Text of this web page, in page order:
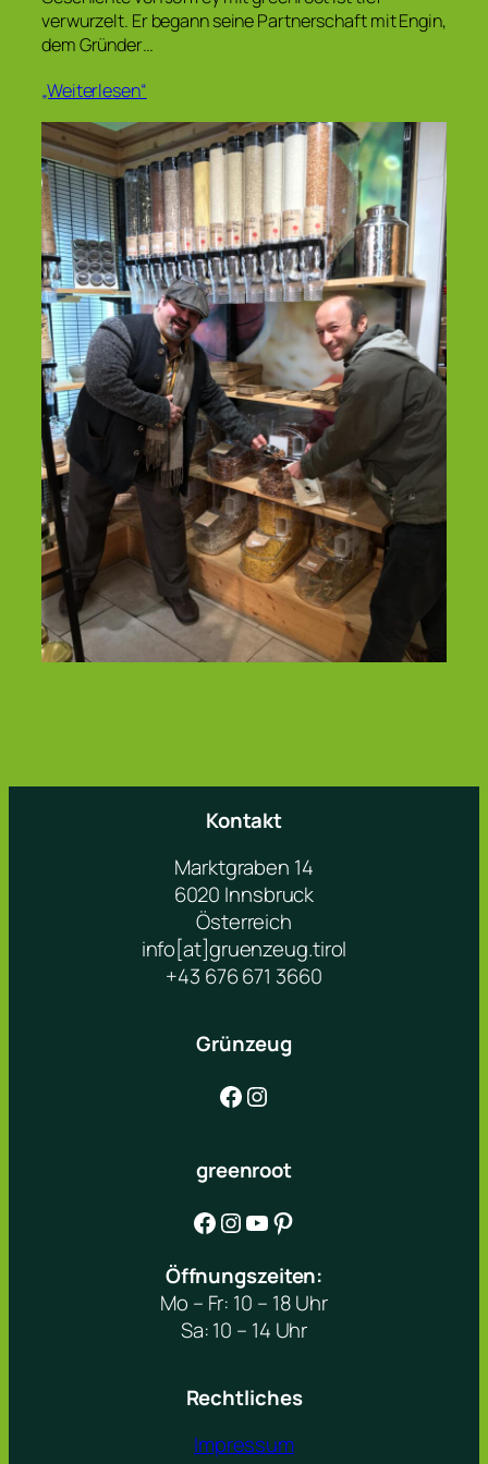
verwurzelt. Er begann seine Partnerschaft mit Engin,
dem Gründer…
„Weiterlesen“
Kontakt
Marktgraben 14
6020 Innsbruck
Österreich
info[at]gruenzeug.tirol
+43 676 671 3660
Grünzeug
Facebook Instagram
greenroot
Facebook Instagram YouTube Pinterest
Öffnungszeiten:
Mo – Fr: 10 – 18 Uhr
Sa: 10 – 14 Uhr
Rechtliches
Impressum